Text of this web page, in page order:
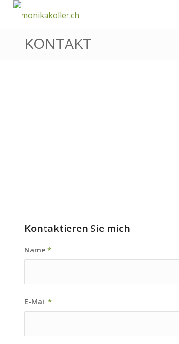
KONTAKT
Kontaktieren Sie mich
Name *
E-Mail *